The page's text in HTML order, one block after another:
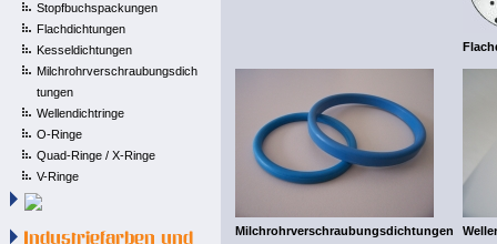
Stopfbuchspackungen
Flachdichtungen
Kesseldichtungen
Milchrohrverschraubungsdich
tungen
Wellendichtringe
O-Ringe
Quad-Ringe / X-Ringe
V-Ringe
Milchrohrverschraubungsdichtungen